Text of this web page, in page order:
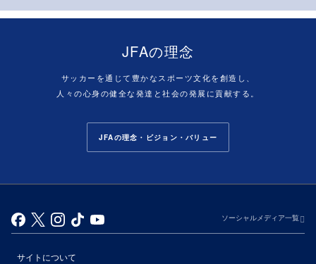
JFAの理念
サッカーを通じて豊かなスポーツ文化を創造し、
人々の心身の健全な発達と社会の発展に貢献する。
JFAの理念・ビジョン・バリュー
ソーシャルメディア一覧
サイトについて